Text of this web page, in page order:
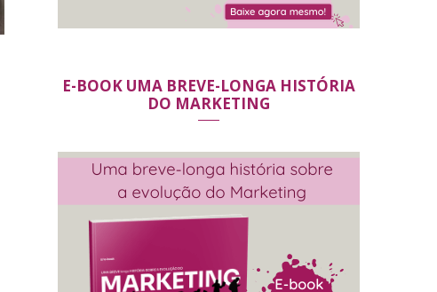
E-BOOK UMA BREVE-LONGA HISTÓRIA
DO MARKETING